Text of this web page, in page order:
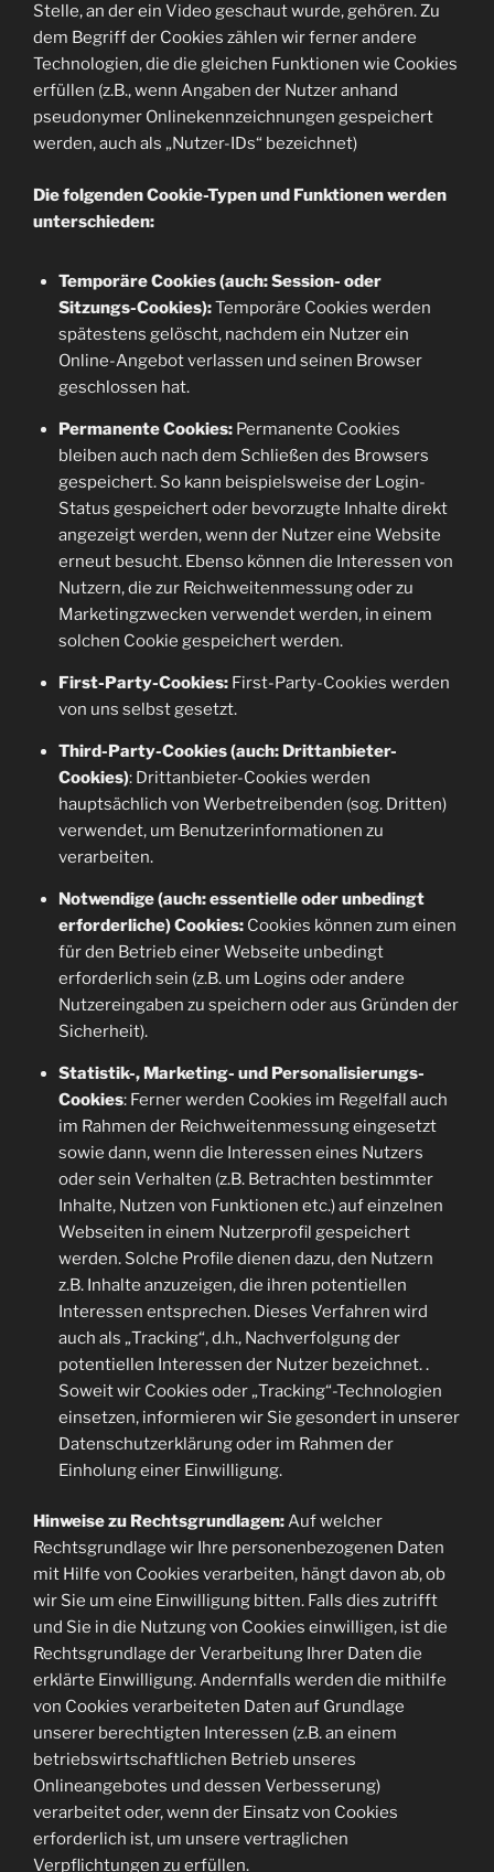
Stelle, an der ein Video geschaut wurde, gehören. Zu
dem Begriff der Cookies zählen wir ferner andere
Technologien, die die gleichen Funktionen wie Cookies
erfüllen (z.B., wenn Angaben der Nutzer anhand
pseudonymer Onlinekennzeichnungen gespeichert
werden, auch als „Nutzer-IDs“ bezeichnet)
Die folgenden Cookie-Typen und Funktionen werden
unterschieden:
Temporäre Cookies (auch: Session- oder
Sitzungs-Cookies):Temporäre Cookies werden
spätestens gelöscht, nachdem ein Nutzer ein
Online-Angebot verlassen und seinen Browser
geschlossen hat.
Permanente Cookies:Permanente Cookies
bleiben auch nach dem Schließen des Browsers
gespeichert. So kann beispielsweise der Login-
Status gespeichert oder bevorzugte Inhalte direkt
angezeigt werden, wenn der Nutzer eine Website
erneut besucht. Ebenso können die Interessen von
Nutzern, die zur Reichweitenmessung oder zu
Marketingzwecken verwendet werden, in einem
solchen Cookie gespeichert werden.
First-Party-Cookies:First-Party-Cookies werden
von uns selbst gesetzt.
Third-Party-Cookies (auch: Drittanbieter-
Cookies): Drittanbieter-Cookies werden
hauptsächlich von Werbetreibenden (sog. Dritten)
verwendet, um Benutzerinformationen zu
verarbeiten.
Notwendige (auch: essentielle oder unbedingt
erforderliche) Cookies:Cookies können zum einen
für den Betrieb einer Webseite unbedingt
erforderlich sein (z.B. um Logins oder andere
Nutzereingaben zu speichern oder aus Gründen der
Sicherheit).
Statistik-, Marketing- und Personalisierungs-
Cookies: Ferner werden Cookies im Regelfall auch
im Rahmen der Reichweitenmessung eingesetzt
sowie dann, wenn die Interessen eines Nutzers
oder sein Verhalten (z.B. Betrachten bestimmter
Inhalte, Nutzen von Funktionen etc.) auf einzelnen
Webseiten in einem Nutzerprofil gespeichert
werden. Solche Profile dienen dazu, den Nutzern
z.B. Inhalte anzuzeigen, die ihren potentiellen
Interessen entsprechen. Dieses Verfahren wird
auch als „Tracking“, d.h., Nachverfolgung der
potentiellen Interessen der Nutzer bezeichnet. .
Soweit wir Cookies oder „Tracking“-Technologien
einsetzen, informieren wir Sie gesondert in unserer
Datenschutzerklärung oder im Rahmen der
Einholung einer Einwilligung.
Hinweise zu Rechtsgrundlagen:Auf welcher
Rechtsgrundlage wir Ihre personenbezogenen Daten
mit Hilfe von Cookies verarbeiten, hängt davon ab, ob
wir Sie um eine Einwilligung bitten. Falls dies zutrifft
und Sie in die Nutzung von Cookies einwilligen, ist die
Rechtsgrundlage der Verarbeitung Ihrer Daten die
erklärte Einwilligung. Andernfalls werden die mithilfe
von Cookies verarbeiteten Daten auf Grundlage
unserer berechtigten Interessen (z.B. an einem
betriebswirtschaftlichen Betrieb unseres
Onlineangebotes und dessen Verbesserung)
verarbeitet oder, wenn der Einsatz von Cookies
erforderlich ist, um unsere vertraglichen
Verpflichtungen zu erfüllen.